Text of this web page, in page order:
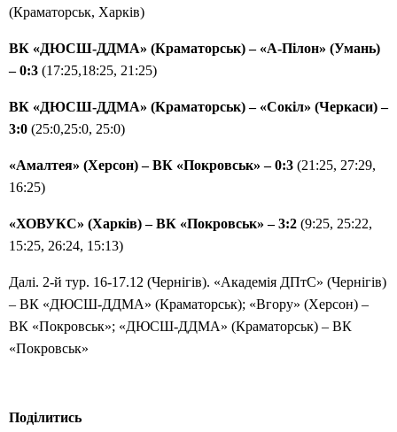
(Краматорськ, Харків)
ВК «ДЮСШ-ДДМА» (Краматорськ) – «А-Пілон» (Умань)
– 0:3 (17:25,18:25, 21:25)
ВК «ДЮСШ-ДДМА» (Краматорськ) – «Сокіл» (Черкаси) –
3:0 (25:0,25:0, 25:0)
«Амалтея» (Херсон) – ВК «Покровськ» – 0:3 (21:25, 27:29,
16:25)
«ХОВУКС» (Харків) – ВК «Покровськ» – 3:2 (9:25, 25:22,
15:25, 26:24, 15:13)
Далі. 2-й тур. 16-17.12 (Чернігів). «Академія ДПтС» (Чернігів)
– ВК «ДЮСШ-ДДМА» (Краматорськ); «Вгору» (Херсон) –
ВК «Покровськ»; «ДЮСШ-ДДМА» (Краматорськ) – ВК
«Покровськ»
Поділитись